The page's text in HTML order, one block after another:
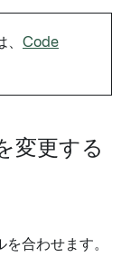
Code
変更する
合わせます。